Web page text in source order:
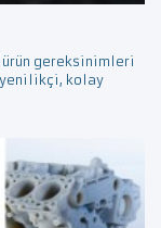
gereksinimleri
yenilikçi, kolay